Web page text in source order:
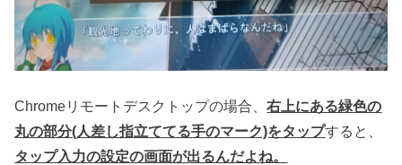
Chromeリモートデスクトップの場合、右上にある緑色の
丸の部分(人差し指立ててる手のマーク)をタップすると、
タップ入力の設定の画面が出るんだよね。